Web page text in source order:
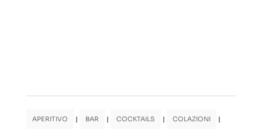
APERITIVO | BAR | COCKTAILS | COLAZIONI |